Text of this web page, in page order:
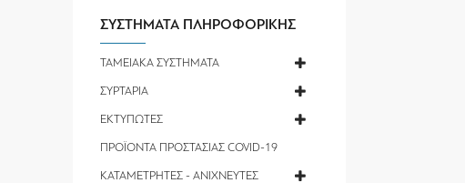
ΣΥΣΤΗΜΑΤΑ ΠΛΗΡΟΦΟΡΙΚΗΣ
ΤΑΜΕΙΑΚΑ ΣΥΣΤΗΜΑΤΑ
ΣΥΡΤΑΡΙΑ
ΕΚΤΥΠΩΤΕΣ
ΠΡΟΪΟΝΤΑ ΠΡΟΣΤΑΣΙΑΣ COVID-19
ΚΑΤΑΜΕΤΡΗΤΕΣ - ΑΝΙΧΝΕΥΤΕΣ